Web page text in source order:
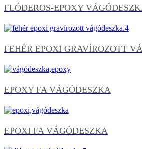
FLÓDEROS-EPOXY
FEHÉR EPOXI GRAVÍROZOTT
EPOXY FA VÁGÓDESZKA
EPOXI FA VÁGÓDESZKA